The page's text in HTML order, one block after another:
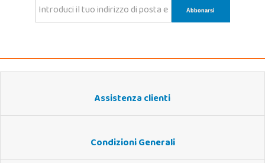
Assistenza clienti
Condizioni Generali